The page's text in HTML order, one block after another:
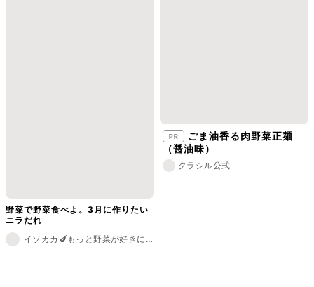
野菜で野菜食べよ。3月に作りたい
ニラだれ
イソカカ🍆もっと野菜が好きになるレシピ
ごま油香る肉野菜正麺
（醤油味）
クラシル公式